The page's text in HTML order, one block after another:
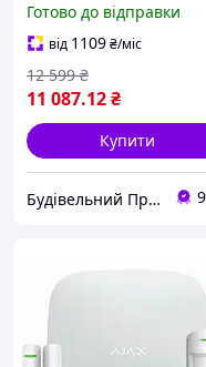
Готово до відправки
від 1109₴/міс
11 087.12₴
12 599 ₴
Купити
Будівельний Простір